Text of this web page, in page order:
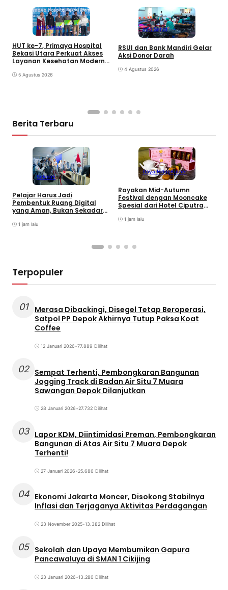
Info Sehat
HUT ke-7, Primaya Hospital
Bekasi Utara Perkuat Akses
Layanan Kesehatan Modern
Pekerja Rentan
5 Agustus 2026
Info Sehat
RSUI dan Bank Mandiri Gelar
Aksi Donor Darah
4 Agustus 2026
Berita Terbaru
Sekolah
Pelajar Harus Jadi
Pembentuk Ruang Digital
yang Aman, Bukan Sekadar
1 jam lalu
Gaya HidupKuliner
Rayakan Mid-Autumn
Festival dengan Mooncake
Spesial dari Hotel Ciputra
1 jam lalu
Terpopuler
01
Merasa Dibackingi, Disegel Tetap Beroperasi,
Satpol PP Depok Akhirnya Tutup Paksa Koat
Coffee
12 Januari 2026•77.889 Dilihat
02 Sempat Terhenti, Pembongkaran Bangunan
Jogging Track di Badan Air Situ 7 Muara
Sawangan Depok Dilanjutkan
28 Januari 2026•27.732 Dilihat
03 Lapor KDM, Diintimidasi Preman, Pembongkaran
Bangunan di Atas Air Situ 7 Muara Depok
Terhenti!
27 Januari 2026•25.686 Dilihat
04 Ekonomi Jakarta Moncer, Disokong Stabilnya
Inflasi dan Terjaganya Aktivitas Perdagangan
23 November 2025•13.382 Dilihat
05 Sekolah dan Upaya Membumikan Gapura
Pancawaluya di SMAN 1 Cikijing
23 Januari 2026•13.280 Dilihat